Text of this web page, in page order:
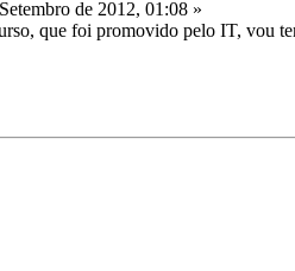
de 2012, 01:08 »
que foi promovido pelo IT, vou